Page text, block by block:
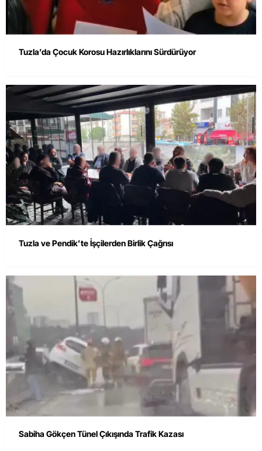
Tuzla’da Çocuk Korosu Hazırlıklarını Sürdürüyor
Tuzla ve Pendik’te İşçilerden Birlik Çağrısı
Sabiha Gökçen Tünel Çıkışında Trafik Kazası